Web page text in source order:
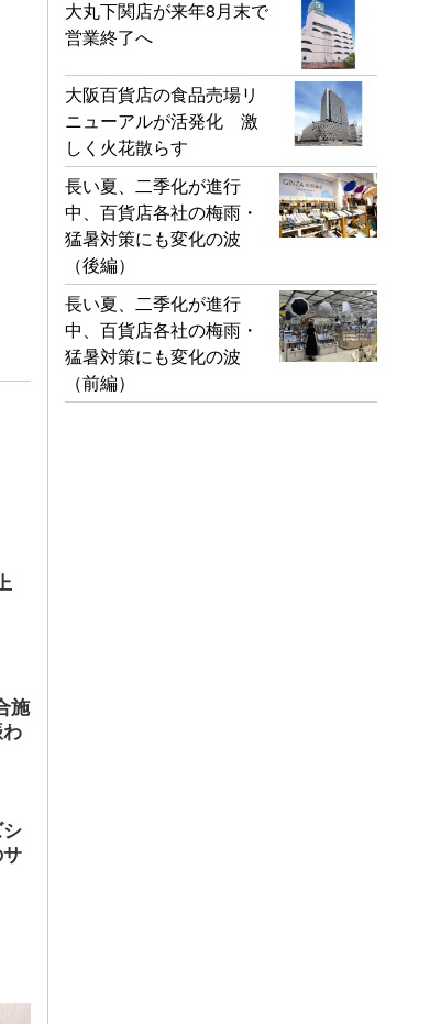
施
大丸下関店が来年8月末で
営業終了へ
大阪百貨店の食品売場リ
ニューアルが活発化 激
しく火花散らす
長い夏、二季化が進行
中、百貨店各社の梅雨・
猛暑対策にも変化の波
（後編）
長い夏、二季化が進行
中、百貨店各社の梅雨・
猛暑対策にも変化の波
（前編）